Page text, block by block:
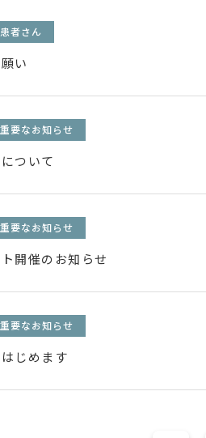
患者さん
い
重要なお知らせ
ついて
重要なお知らせ
開催のお知らせ
重要なお知らせ
じめます